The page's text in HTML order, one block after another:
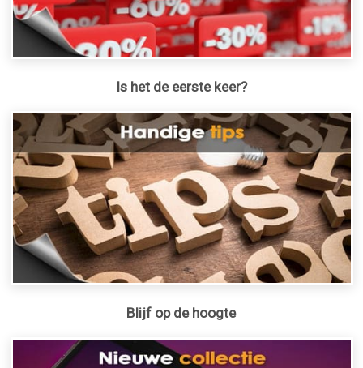
Is het de eerste keer?
Blijf op de hoogte